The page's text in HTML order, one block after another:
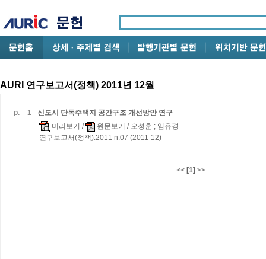
AURI 연구보고서(정책) 2011년 12월
p. 1
신도시 단독주택지 공간구조 개선방안 연구
미리보기 / 원문보기 / 오성훈 ; 임유경
연구보고서(정책):2011 n.07 (2011-12)
<< [1] >>